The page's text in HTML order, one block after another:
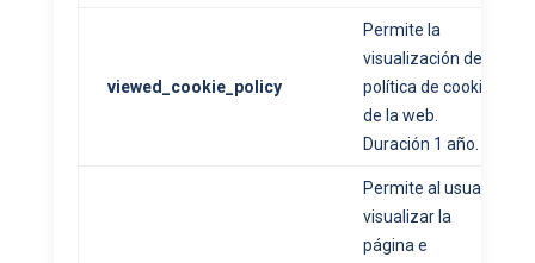
viewed_cookie_policy
Permite la
visualización de la
política de cookies
de la web.
Duración 1 año.
Permite al usuario
visualizar la
página e